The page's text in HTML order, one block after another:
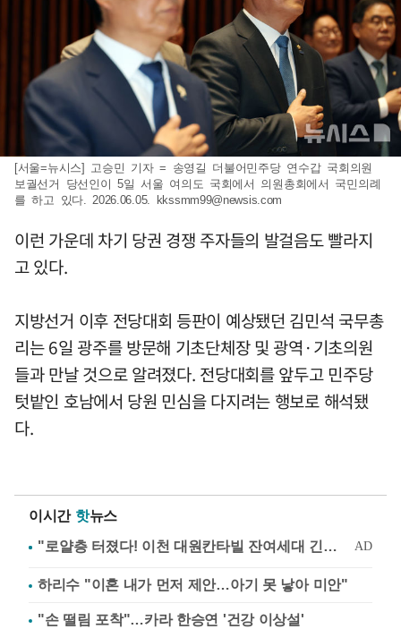
[서울=뉴시스] 고승민 기자 = 송영길 더불어민주당 연수갑 국회의원
보궐선거 당선인이 5일 서울 여의도 국회에서 의원총회에서 국민의례
를 하고 있다. 2026.06.05.
kkssmm99@newsis.com
이런 가운데 차기 당권 경쟁 주자들의 발걸음도 빨라지
고 있다.
지방선거 이후 전당대회 등판이 예상됐던 김민석 국무총
리는 6일 광주를 방문해 기초단체장 및 광역·기초의원
들과 만날 것으로 알려졌다. 전당대회를 앞두고 민주당
텃밭인 호남에서 당원 민심을 다지려는 행보로 해석됐
다.
이시간 핫뉴스
하리수 "이혼 내가 먼저 제안…아기 못 낳아 미안"
"손 떨림 포착"…카라 한승연 '건강 이상설'